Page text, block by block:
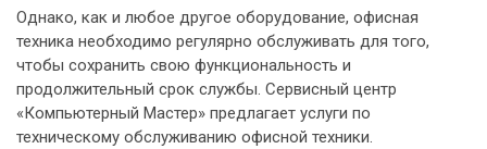
Однако, как и любое другое оборудование, офисная
техника необходимо регулярно обслуживать для того,
чтобы сохранить свою функциональность и
продолжительный срок службы. Сервисный центр
«Компьютерный Мастер» предлагает услуги по
техническому обслуживанию офисной техники.